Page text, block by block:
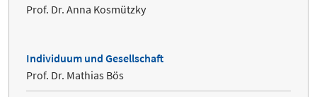
Prof. Dr. Anna Kosmützky
Individuum und Gesellschaft
Prof. Dr. Mathias Bös